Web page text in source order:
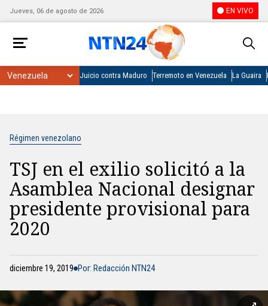
Jueves, 06 de agosto de 2026 EN VIVO
Juicio contra Maduro Terremoto en Venezuela La Guaira
Régimen venezolano
TSJ en el exilio solicitó a la
Asamblea Nacional designar
presidente provisional para
2020
diciembre 19, 2019 Por: Redacción NTN24